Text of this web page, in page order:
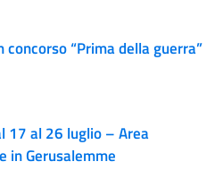
concorso “Prima della guerra”
al 26 luglio – Area
in Gerusalemme